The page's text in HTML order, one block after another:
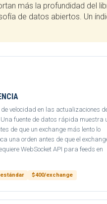
más la profundidad del
de datos abiertos. Un
velocidad en las actualizaciones
Una fuente de datos rápida muestra
de que un exchange más lento lo
una orden antes de que el
WebSocket API para feeds en
$400/exchange